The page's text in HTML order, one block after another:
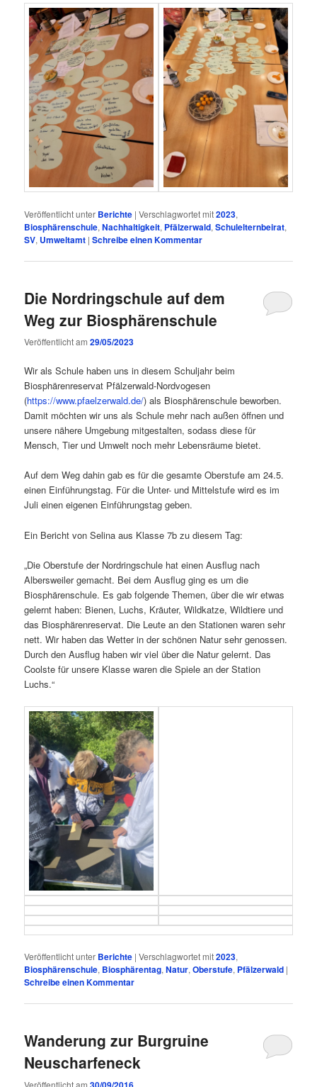
Veröffentlicht unter Berichte |Verschlagwortet mit2023,
Biosphärenschule,Nachhaltigkeit, Pfälzerwald,Schulelternbeirat,
SV, Umweltamt |Schreibe einen Kommentar
Die Nordringschule auf dem
Weg zur Biosphärenschule
Veröffentlicht am29/05/2023
Wir als Schule haben uns in diesem Schuljahr beim
Biosphärenreservat Pfälzerwald-Nordvogesen
(https://www.pfaelzerwald.de/) als Biosphärenschule beworben.
Damit möchten wir uns als Schule mehr nach außen öffnen und
unsere nähere Umgebung mitgestalten, sodass diese für
Mensch, Tier und Umwelt noch mehr Lebensräume bietet.
Auf dem Weg dahin gab es für die gesamte Oberstufe am 24.5.
einen Einführungstag. Für die Unter- und Mittelstufe wird es im
Juli einen eigenen Einführungstag geben.
Ein Bericht von Selina aus Klasse 7b zu diesem Tag:
„Die Oberstufe der Nordringschule hat einen Ausflug nach
Albersweiler gemacht. Bei dem Ausflug ging es um die
Biosphärenschule. Es gab folgende Themen, über die wir etwas
gelernt haben: Bienen, Luchs, Kräuter, Wildkatze, Wildtiere und
das Biosphärenreservat. Die Leute an den Stationen waren sehr
nett. Wir haben das Wetter in der schönen Natur sehr genossen.
Durch den Ausflug haben wir viel über die Natur gelernt. Das
Coolste für unsere Klasse waren die Spiele an der Station
Luchs.“
Veröffentlicht unter Berichte |Verschlagwortet mit2023,
Biosphärenschule, Biosphärentag,Natur,Oberstufe, Pfälzerwald |
Schreibe einen Kommentar
Wanderung zur Burgruine
Neuscharfeneck
Veröffentlicht am